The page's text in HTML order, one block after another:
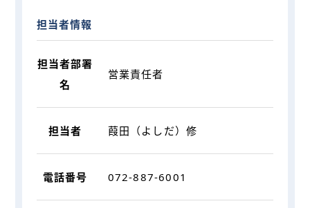
担当者情報
担当者部署
名
営業責任者
担当者 葭田（よしだ）修
電話番号 072-887-6001